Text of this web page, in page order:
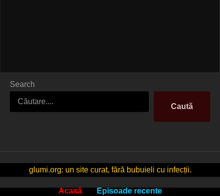
Search
Caută
glumi.org: un site curat, fără bubuieli cu infecții.
Acasă Episoade recente